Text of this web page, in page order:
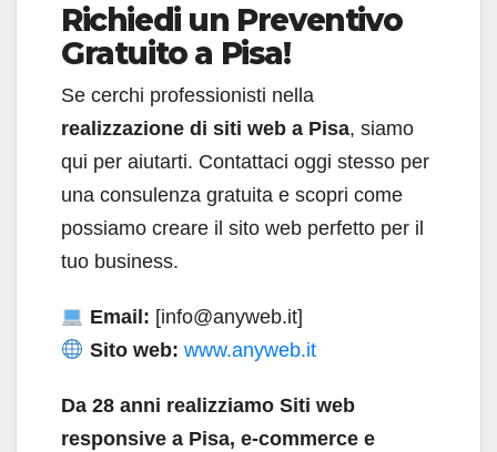
Richiedi un Preventivo
Gratuito a Pisa!
Se cerchi professionisti nella
realizzazione di siti web a Pisa, siamo
qui per aiutarti. Contattaci oggi stesso per
una consulenza gratuita e scopri come
possiamo creare il sito web perfetto per il
tuo business.
Email: [info@anyweb.it]
Sito web: www.anyweb.it
Da 28 anni realizziamo Siti web
responsive a Pisa, e-commerce e